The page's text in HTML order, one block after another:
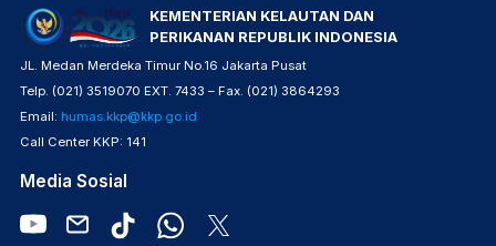
KEMENTERIAN KELAUTAN DAN
PERIKANAN REPUBLIK INDONESIA
JL. Medan Merdeka Timur No.16 Jakarta Pusat
Telp. (021) 3519070 EXT. 7433 – Fax. (021) 3864293
Email: humas.kkp@kkp.go.id
Call Center KKP: 141
Media Sosial